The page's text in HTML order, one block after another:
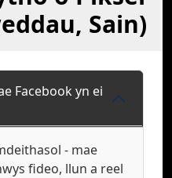
Sain)
Facebook yn ei
- mae
fideo, llun a reel